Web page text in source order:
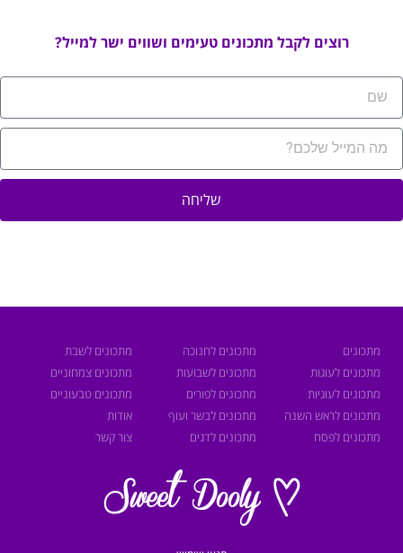
רוצים לקבל מתכונים טעימים ושווים ישר למייל?
שליחה
מתכונים
מתכונים לעוגות
מתכונים לעוגיות
מתכונים לראש השנה
מתכונים לפסח
מתכונים לחנוכה
מתכונים לשבועות
מתכונים לפורים
מתכונים לבשר ועוף
מתכונים לדגים
מתכונים לשבת
מתכונים צמחוניים
מתכונים טבעוניים
אודות
צור קשר